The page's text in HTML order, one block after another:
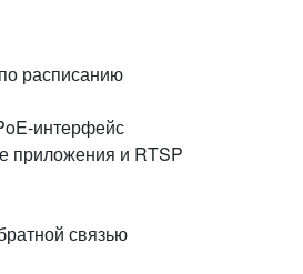
расписанию
приложения и RTSP
связью